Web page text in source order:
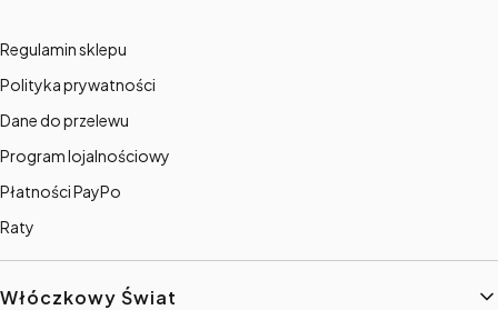
Regulamin sklepu
Polityka prywatności
Dane do przelewu
Program lojalnościowy
Płatności PayPo
Raty
Włóczkowy Świat